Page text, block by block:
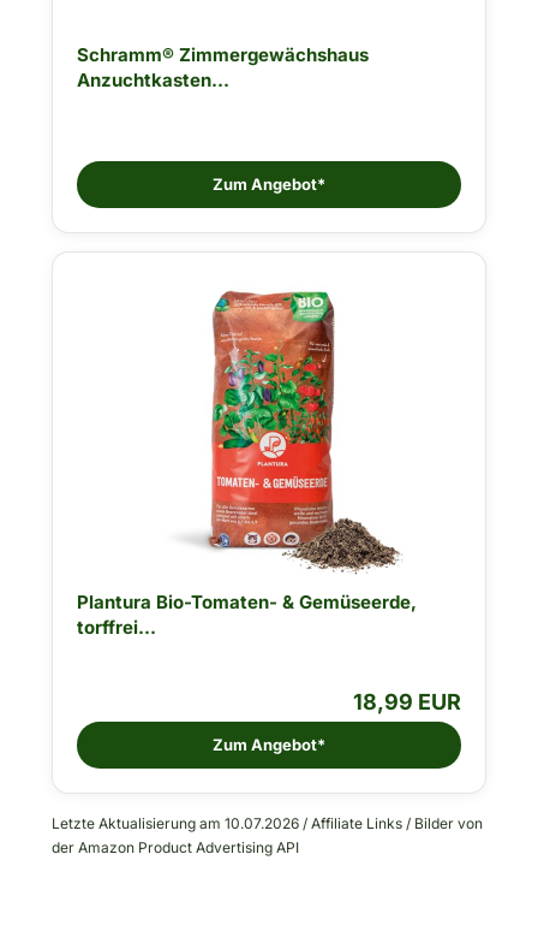
Schramm® Zimmergewächshaus
Anzuchtkasten...
Zum Angebot*
Plantura Bio-Tomaten- & Gemüseerde,
torffrei...
18,99 EUR
Zum Angebot*
Letzte Aktualisierung am 10.07.2026 / Affiliate Links / Bilder von
der Amazon Product Advertising API